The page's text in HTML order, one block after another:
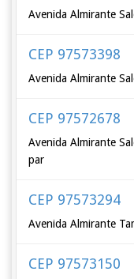
Avenida Almirante
CEP 97573398
Avenida Almirante
CEP 97572678
Avenida Almirante
par
CEP 97573294
Avenida Almirante
CEP 97573150